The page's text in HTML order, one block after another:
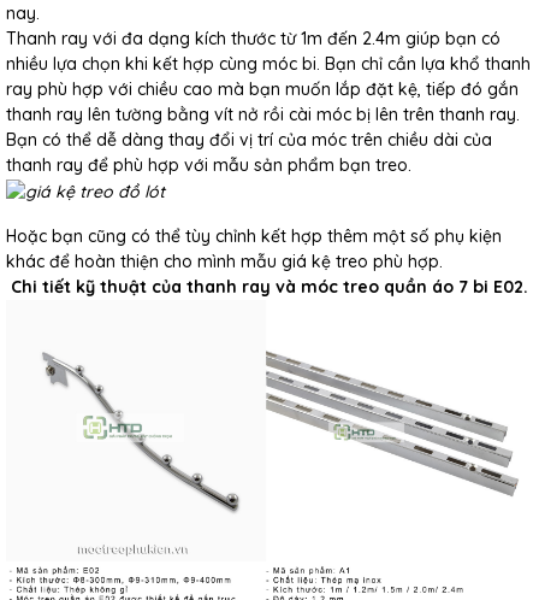
nay.
Thanh ray với đa dạng kích thước từ 1m đến 2.4m giúp bạn có
nhiều lựa chọn khi kết hợp cùng móc bi. Bạn chỉ cần lựa khổ thanh
ray phù hợp với chiều cao mà bạn muốn lắp đặt kệ, tiếp đó gắn
thanh ray lên tường bằng vít nở rồi cài móc bị lên trên thanh ray.
Bạn có thể dễ dàng thay đổi vị trí của móc trên chiều dài của
thanh ray để phù hợp với mẫu sản phẩm bạn treo.
Hoặc bạn cũng có thể tùy chỉnh kết hợp thêm một số phụ kiện
khác để hoàn thiện cho mình mẫu giá kệ treo phù hợp.
Chi tiết kỹ thuật của thanh ray và móc treo quần áo 7 bi E02.